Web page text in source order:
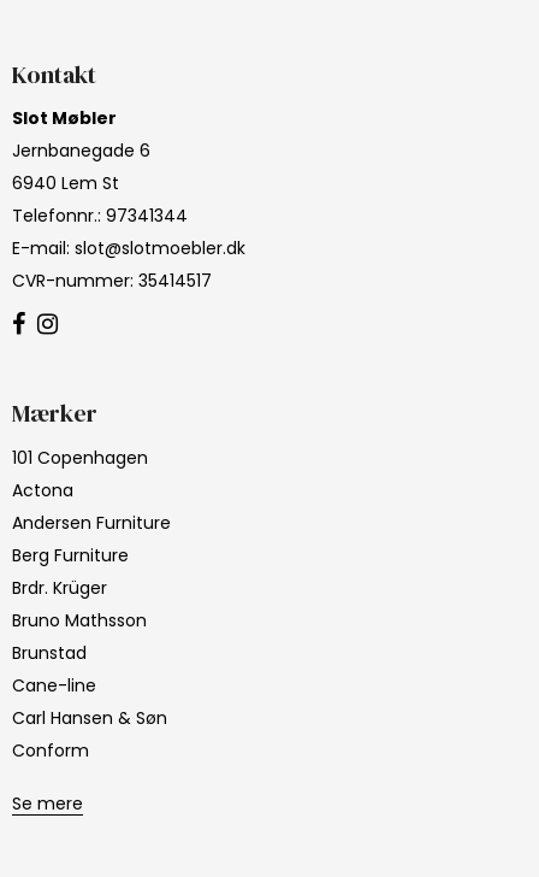
Kontakt
Slot Møbler
Jernbanegade 6
6940 Lem St
Telefonnr.: 97341344
E-mail: slot@slotmoebler.dk
CVR-nummer: 35414517
Mærker
101 Copenhagen
Actona
Andersen Furniture
Berg Furniture
Brdr. Krüger
Bruno Mathsson
Brunstad
Cane-line
Carl Hansen & Søn
Conform
Se mere